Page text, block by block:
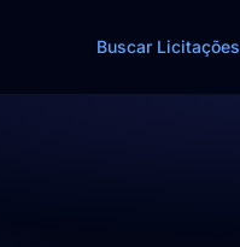
Buscar Licitações